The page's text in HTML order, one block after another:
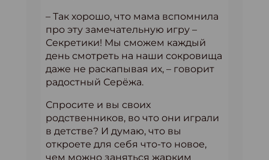
– Так хорошо, что мама вспомнила
про эту замечательную игру –
Секретики! Мы сможем каждый
день смотреть на наши сокровища
даже не раскапывая их, – говорит
радостный Серёжа.
Спросите и вы своих
родственников, во что они играли
в детстве? И думаю, что вы
откроете для себя что-то новое,
чем можно заняться жарким